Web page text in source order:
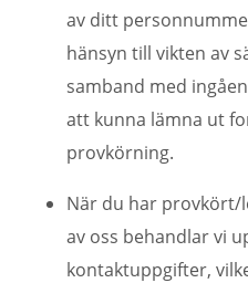
av ditt
hänsyn till vikten av
samband med
att kunna lämna ut
provkörning.
När du har
av oss behandlar vi
kontaktuppgifter,